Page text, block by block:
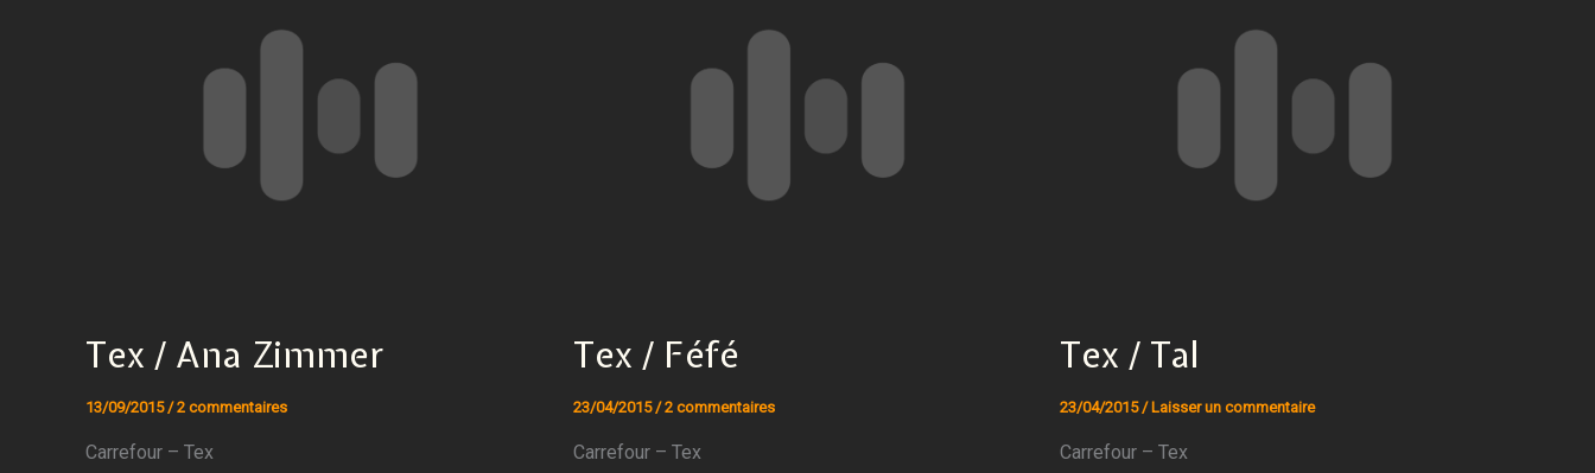
Tex / Ana Zimmer
13/09/2015/2 commentaires
Carrefour – Tex
Tex / Féfé
23/04/2015/2 commentaires
Carrefour – Tex
Tex / Tal
23/04/2015/ Laisser un commentaire
Carrefour – Tex